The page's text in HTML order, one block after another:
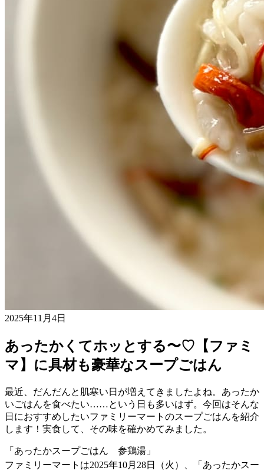
2025年11月4日
あったかくてホッとする〜♡【ファミ
マ】に具材も豪華なスープごはん
最近、だんだんと肌寒い日が増えてきましたよね。あったか
いごはんを食べたい……という日も多いはず。今回はそんな
日におすすめしたいファミリーマートのスープごはんを紹介
します！実食して、その味を確かめてみました。
「あったかスープごはん 参鶏湯」
ファミリーマートは2025年10月28日（火）、「あったかスー